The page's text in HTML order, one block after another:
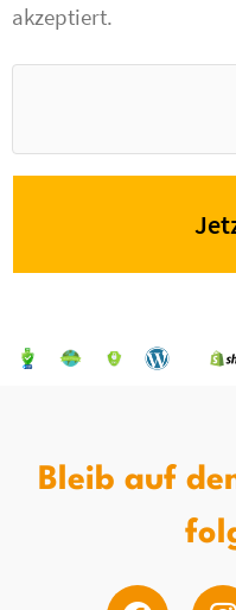
akzeptiert.
Bleib auf